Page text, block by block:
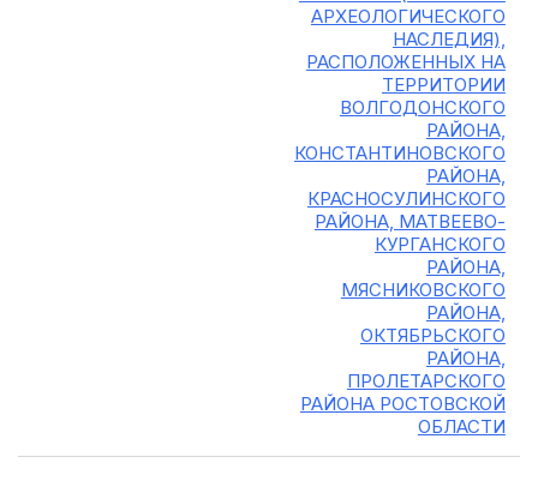
АРХЕОЛОГИЧЕСКОГО
НАСЛЕДИЯ),
РАСПОЛОЖЕННЫХ НА
ТЕРРИТОРИИ
ВОЛГОДОНСКОГО
РАЙОНА,
КОНСТАНТИНОВСКОГО
РАЙОНА,
КРАСНОСУЛИНСКОГО
РАЙОНА, МАТВЕЕВО-
КУРГАНСКОГО
РАЙОНА,
МЯСНИКОВСКОГО
РАЙОНА,
ОКТЯБРЬСКОГО
РАЙОНА,
ПРОЛЕТАРСКОГО
РАЙОНА РОСТОВСКОЙ
ОБЛАСТИ